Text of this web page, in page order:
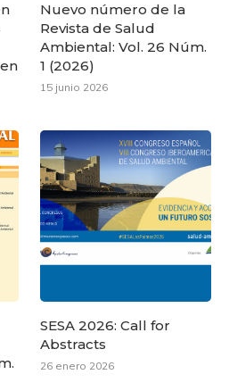
Nuevo número de la
Revista de Salud
Ambiental: Vol. 26 Núm.
1 (2026)
15 junio 2026
SESA 2026: Call for
Abstracts
26 enero 2026